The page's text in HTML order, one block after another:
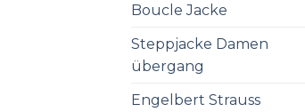
Boucle Jacke
Steppjacke Damen
übergang
Engelbert Strauss